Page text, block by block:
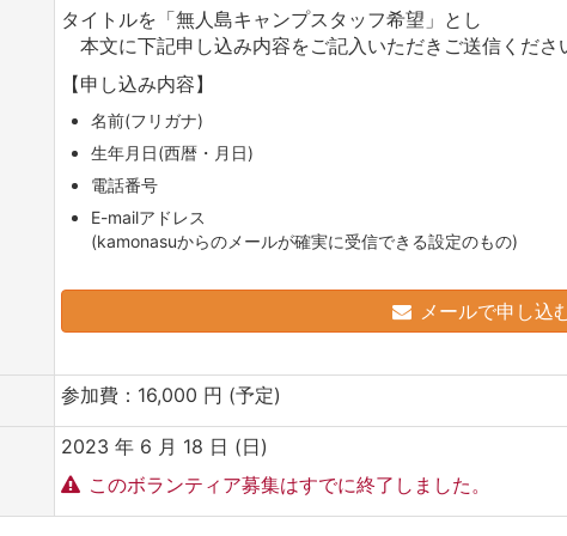
タイトルを「無人島キャンプスタッフ希望」とし
本文に下記申し込み内容をご記入いただきご送信くださ
【申し込み内容】
名前(フリガナ)
生年月日(西暦・月日)
電話番号
E-mailアドレス
(kamonasuからのメールが確実に受信できる設定のもの)
メールで申し込
参加費：16,000 円 (予定)
2023 年 6 月 18 日 (日)
このボランティア募集はすでに終了しました。